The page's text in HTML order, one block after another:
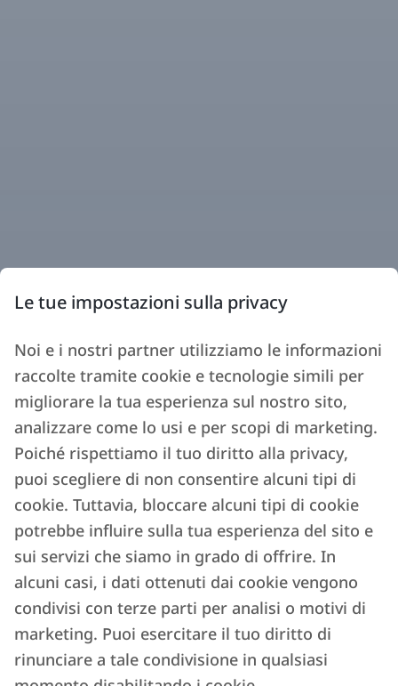
Le tue impostazioni sulla privacy
Noi e i nostri partner utilizziamo le informazioni
raccolte tramite cookie e tecnologie simili per
migliorare la tua esperienza sul nostro sito,
analizzare come lo usi e per scopi di marketing.
Poiché rispettiamo il tuo diritto alla privacy,
puoi scegliere di non consentire alcuni tipi di
cookie. Tuttavia, bloccare alcuni tipi di cookie
potrebbe influire sulla tua esperienza del sito e
sui servizi che siamo in grado di offrire. In
alcuni casi, i dati ottenuti dai cookie vengono
condivisi con terze parti per analisi o motivi di
marketing. Puoi esercitare il tuo diritto di
rinunciare a tale condivisione in qualsiasi